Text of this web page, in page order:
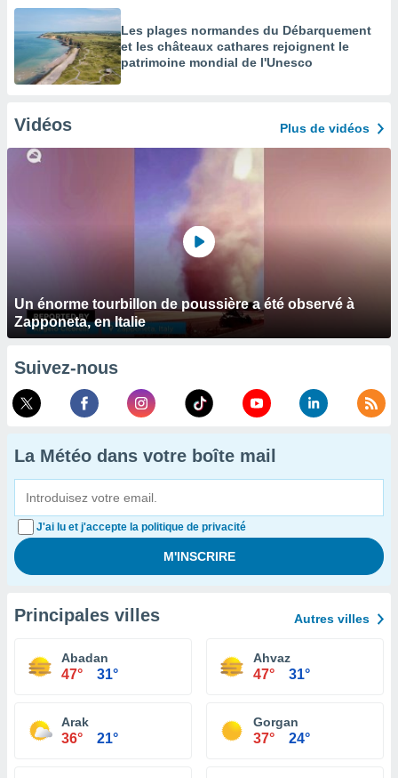
Les plages normandes du Débarquement
et les châteaux cathares rejoignent le
patrimoine mondial de l'Unesco
Vidéos Plus de vidéos
Un énorme tourbillon de poussière a été observé à
Zapponeta, en Italie
Suivez-nous
La Météo dans votre boîte mail
J'ai lu et j'accepte la politique de privacité
Principales villes Autres villes
Abadan
47° 31°
Ahvaz
47° 31°
Arak
36° 21°
Gorgan
37° 24°